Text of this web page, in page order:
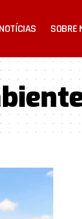
NOTÍCIAS SOBRE